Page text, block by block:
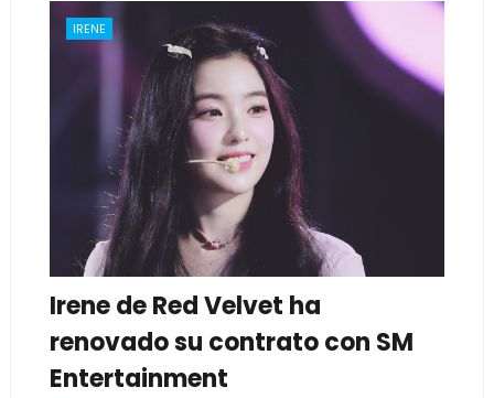
IRENE
Irene de Red Velvet ha
renovado su contrato con SM
Entertainment